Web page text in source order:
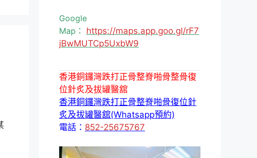
Google
Map： https://maps.app.goo.gl/rF7
jBwMUTCp5UxbW9
香港銅鑼灣跌打正骨整脊啪骨整骨復
位針炙及拔罐醫舘
香港銅鑼灣跌打正骨整脊啪骨復位針
炙及拔罐醫舘(Whatsapp預約)
電話： 852-25675767